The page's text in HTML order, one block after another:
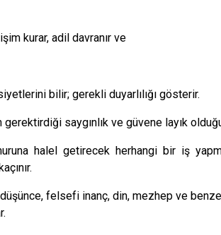
kurar, adil davranır ve
bilir; gerekli duyarlılığı gösterir.
saygınlık ve güvene layık
halel getirecek herhangi bir iş
felsefi inanç, din, mezhep ve